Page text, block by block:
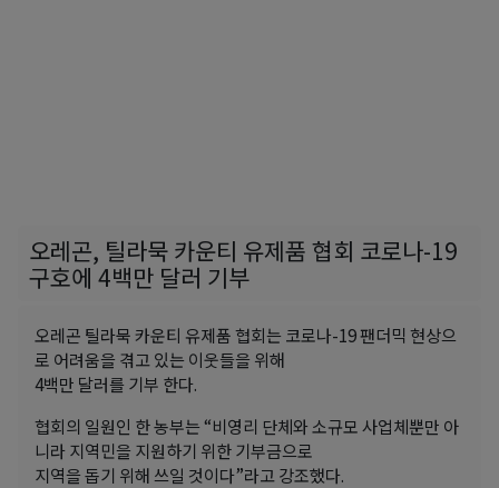
오레곤, 틸라묵 카운티 유제품 협회 코로나-19
구호에 4백만 달러 기부
오레곤 틸라묵 카운티 유제품 협회는 코로나-19 팬더믹 현상으
로 어려움을 겪고 있는 이웃들을 위해
4백만 달러를 기부 한다.
협회의 일원인 한 농부는 “비영리 단체와 소규모 사업체뿐만 아
니라 지역민을 지원하기 위한 기부금으로
지역을 돕기 위해 쓰일 것이다”라고 강조했다.